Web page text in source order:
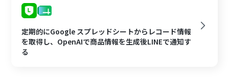
定期的にGoogle スプレッドシートからレコード情報
を取得し、OpenAIで商品情報を生成後LINEで通知す
る